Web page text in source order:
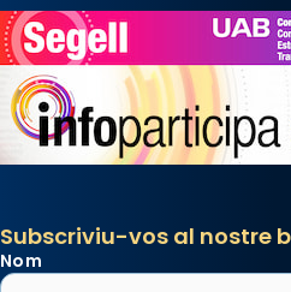
Subscriviu-vos al nostre
Nom